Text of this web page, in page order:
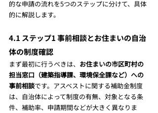
的な申請の流れを5つのステップに分けて、具体
的に解説します。
4.1 ステップ1 事前相談とお住まいの自治
体の制度確認
まず最初に行うべきは、 お住まいの市区町村の
担当窓口（建築指導課、環境保全課など）への
事前相談です。アスベストに関する補助金制度
は、自治体によって制度の有無、対象となる条
件、補助率、申請期間などが大きく異なりま